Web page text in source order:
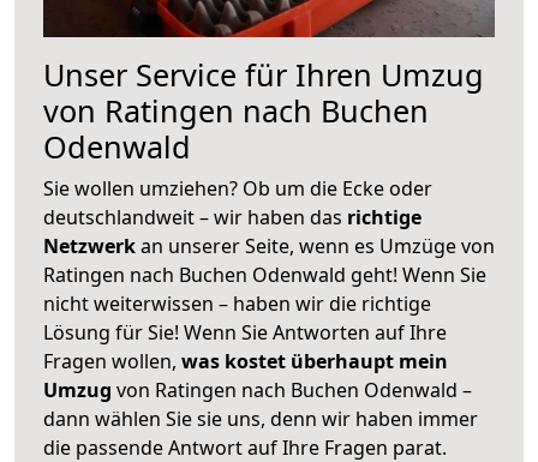
Unser Service für Ihren Umzug
von Ratingen nach Buchen
Odenwald
Sie wollen umziehen? Ob um die Ecke oder
deutschlandweit – wir haben das richtige
Netzwerkan unserer Seite, wenn es Umzüge von
Ratingen nach Buchen Odenwald geht! Wenn Sie
nicht weiterwissen – haben wir die richtige
Lösung für Sie! Wenn Sie Antworten auf Ihre
Fragen wollen, was kostet überhaupt mein
Umzug von Ratingen nach Buchen Odenwald –
dann wählen Sie sie uns, denn wir haben immer
die passende Antwort auf Ihre Fragen parat.